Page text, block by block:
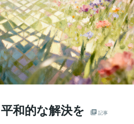
和的な解決を 記事